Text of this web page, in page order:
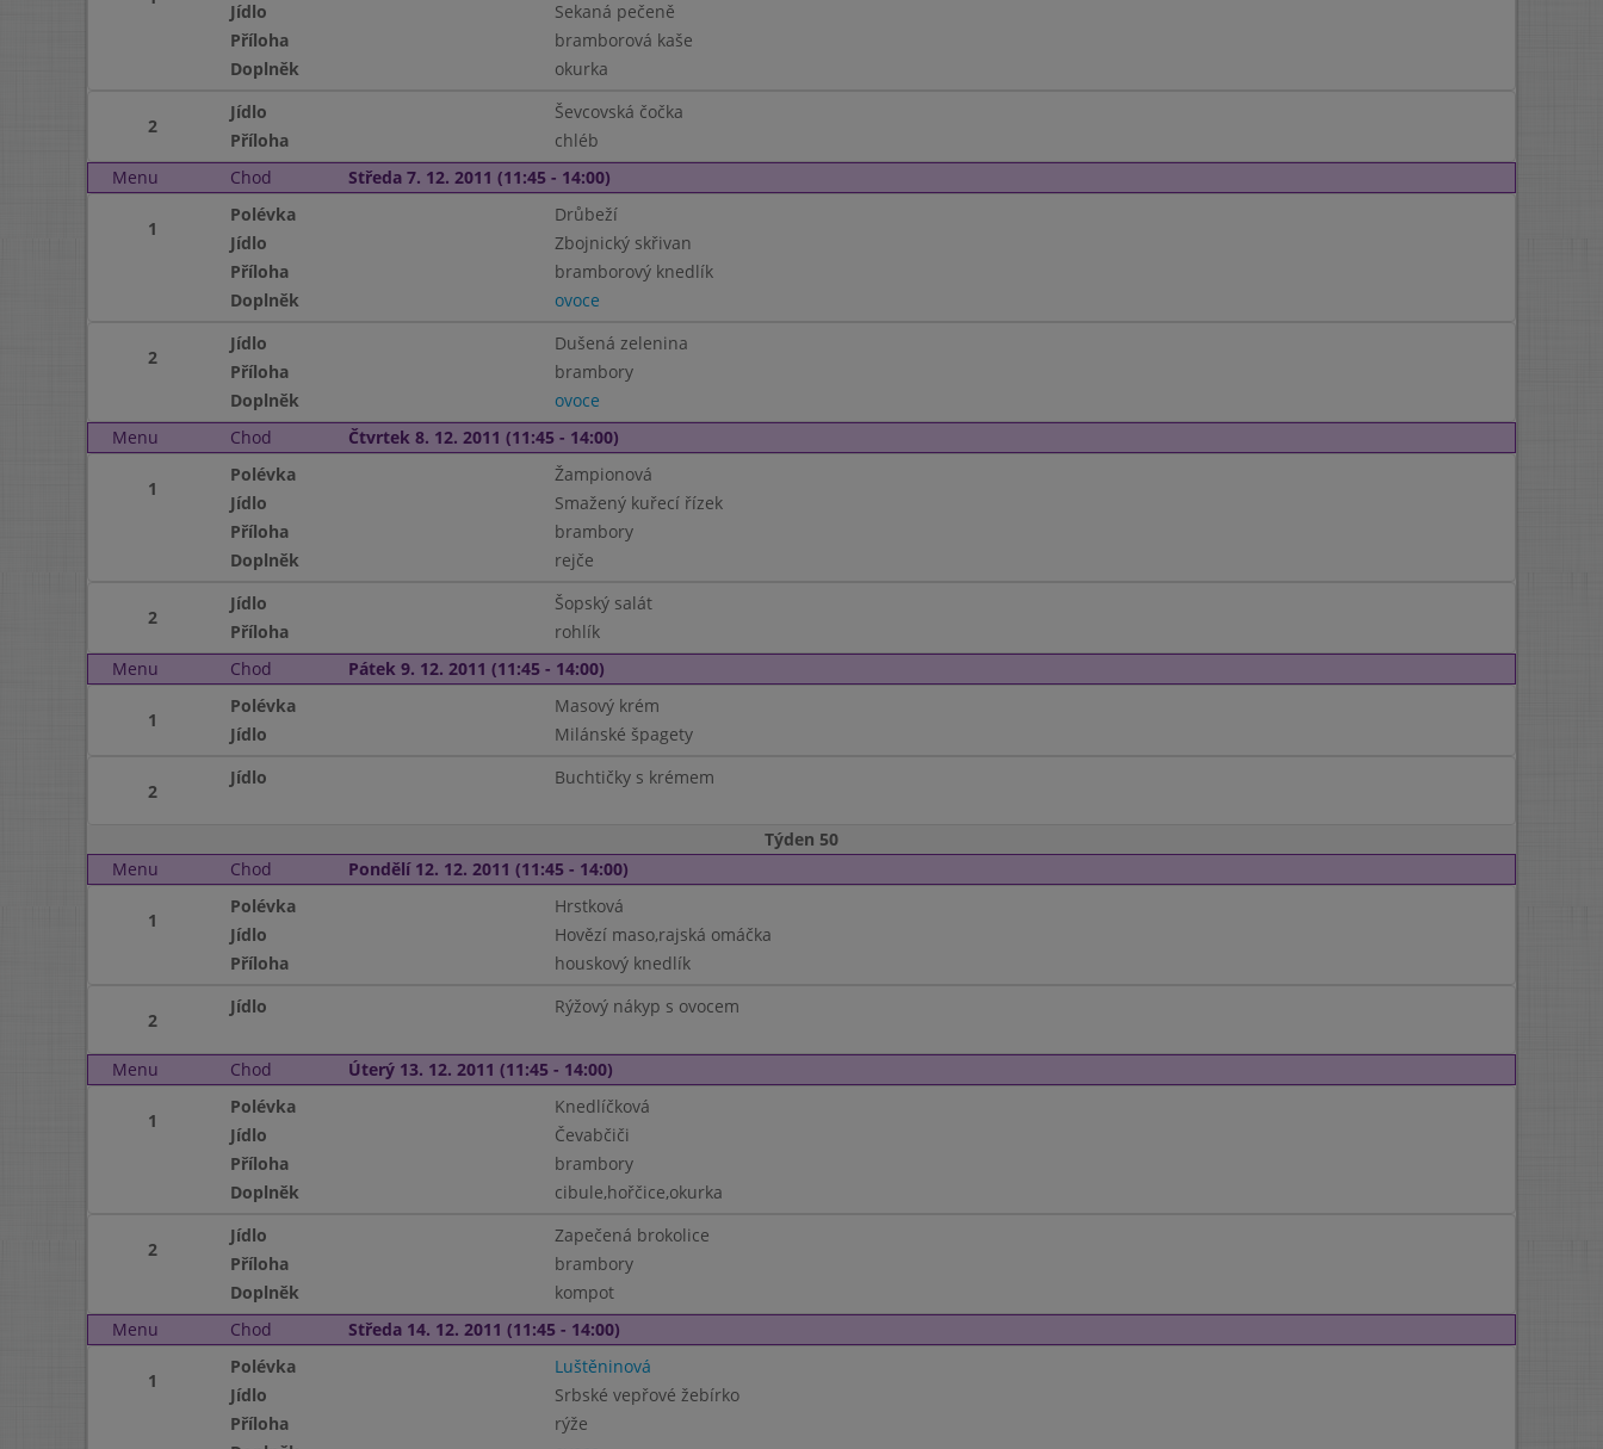
Jídlo
Sekaná pečeně
Příloha
bramborová kaše
Doplněk
okurka
2
Jídlo
Ševcovská čočka
Příloha
chléb
Menu
Chod Středa 7. 12. 2011 (11:45 - 14:00)
1
Polévka
Drůbeží
Jídlo
Zbojnický skřivan
Příloha
bramborový knedlík
Doplněk
ovoce
2
Jídlo
Dušená zelenina
Příloha
brambory
Doplněk
ovoce
Menu
Chod Čtvrtek 8. 12. 2011 (11:45 - 14:00)
1
Polévka
Žampionová
Jídlo
Smažený kuřecí řízek
Příloha
brambory
Doplněk
rejče
2
Jídlo
Šopský salát
Příloha
rohlík
Menu
Chod Pátek 9. 12. 2011 (11:45 - 14:00)
1
Polévka
Masový krém
Jídlo
Milánské špagety
2
Jídlo Buchtičky s krémem
Týden 50
Menu
Chod Pondělí 12. 12. 2011 (11:45 - 14:00)
1
Polévka
Hrstková
Jídlo
Hovězí maso,rajská omáčka
Příloha
houskový knedlík
2
Jídlo Rýžový nákyp s ovocem
Menu Chod Úterý 13. 12. 2011 (11:45 - 14:00)
1
Polévka
Knedlíčková
Jídlo
Čevabčiči
Příloha
brambory
Doplněk
cibule,hořčice,okurka
2
Jídlo
Zapečená brokolice
Příloha
brambory
Doplněk
kompot
Menu
Chod Středa 14. 12. 2011 (11:45 - 14:00)
1
Polévka
Luštěninová
Jídlo
Srbské vepřové žebírko
Příloha
rýže